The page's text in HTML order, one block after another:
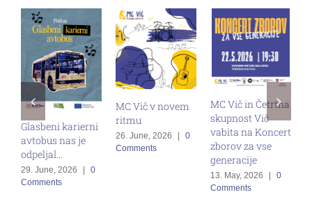
Glasbeni karierni
avtobus nas je
odpeljal…
29. June, 2026
0
Comments
MC Vič v novem
ritmu
26. June, 2026
0
Comments
MC Vič in Četrtna
skupnost Vič
vabita na Koncert
zborov za vse
generacije
13. May, 2026 |
0
Comments